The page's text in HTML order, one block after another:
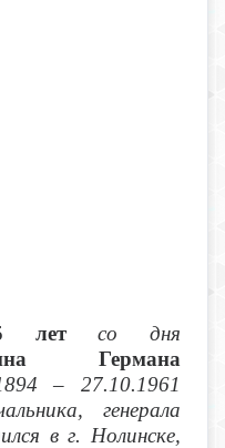
летсо дня
Германа
– 27.10.1961
генерала
в г. Нолинске,